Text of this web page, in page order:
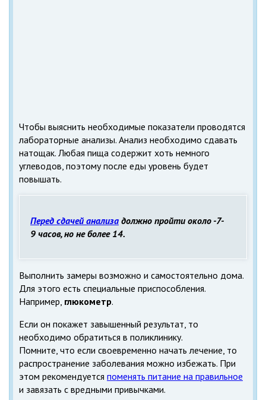
Чтобы выяснить необходимые показатели проводятся
лабораторные анализы. Анализ необходимо сдавать
натощак. Любая пища содержит хоть немного
углеводов, поэтому после еды уровень будет
повышать.
Перед сдачей анализа должно пройти около -7-
9 часов, но не более 14.
Выполнить замеры возможно и самостоятельно дома.
Для этого есть специальные приспособления.
Например, глюкометр.
Если он покажет завышенный результат, то
необходимо обратиться в поликлинику.
Помните, что если своевременно начать лечение, то
распространение заболевания можно избежать. При
этом рекомендуется поменять питание на правильное
и завязать с вредными привычками.